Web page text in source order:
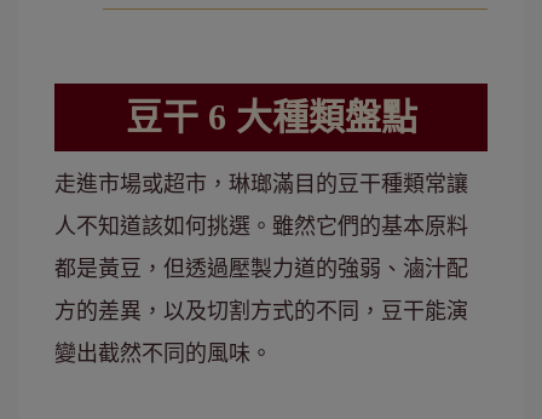
豆干 6 大種類盤點
走進市場或超市，琳瑯滿目的豆干種類常讓
人不知道該如何挑選。雖然它們的基本原料
都是黃豆，但透過壓製力道的強弱、滷汁配
方的差異，以及切割方式的不同，豆干能演
變出截然不同的風味。